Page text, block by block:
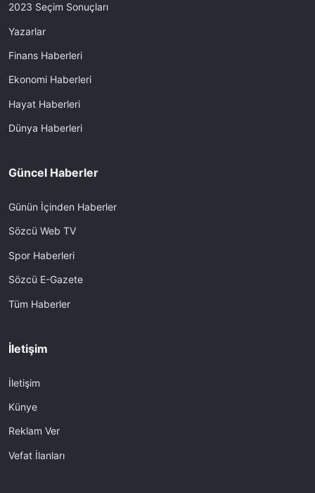
2023 Seçim Sonuçları
Yazarlar
Finans Haberleri
Ekonomi Haberleri
Hayat Haberleri
Dünya Haberleri
Güncel Haberler
Günün İçinden Haberler
Sözcü Web TV
Spor Haberleri
Sözcü E-Gazete
Tüm Haberler
İletişim
İletişim
Künye
Reklam Ver
Vefat İlanları